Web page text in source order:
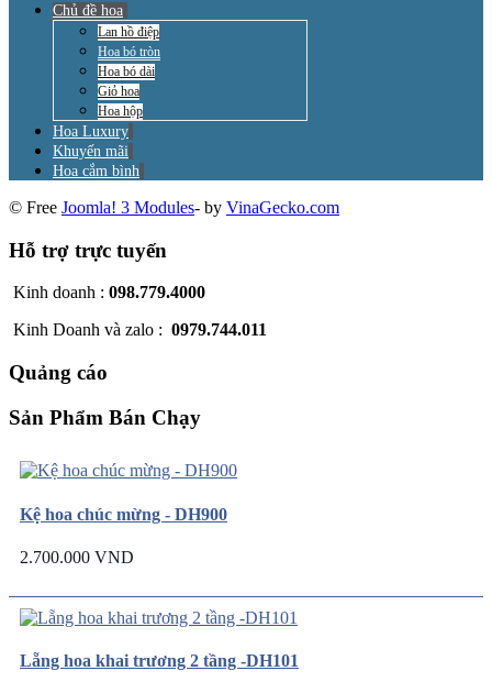
Chủ đề hoa
Lan hồ điệp
Hoa bó tròn
Hoa bó dài
Giỏ hoa
Hoa hộp
Hoa Luxury
Khuyến mãi
Hoa cắm bình
© Free Joomla! 3 Modules- by VinaGecko.com
Hỗ trợ trực tuyến
Kinh doanh : 098.779.4000
Kinh Doanh và zalo : 0979.744.011
Quảng cáo
Sản Phẩm Bán Chạy
Kệ hoa chúc mừng - DH900
2.700.000 VND
Lẵng hoa khai trương 2 tầng -DH101